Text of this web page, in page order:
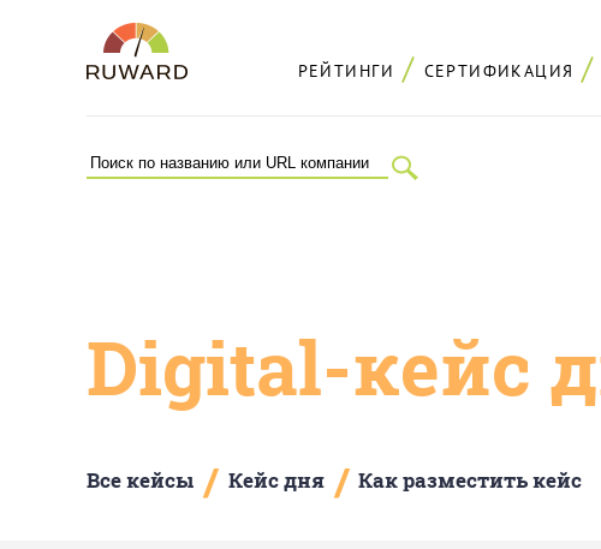
РЕЙТИНГИ СЕРТИФИКАЦИЯ
Digital-кейс
Все кейсы / Кейс дня / Как разместить кейс